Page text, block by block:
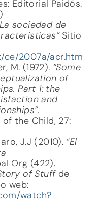
Editorial Paidós.
sociedad de
Sitio
ce/2007a/acr.htm
M. (1972). “Some
of
Part 1: the
and
the Child, 27:
J.J (2010). “El
Org (422).
of Stuffde
web:
watch?